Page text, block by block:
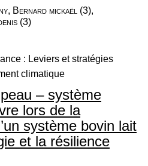
Bernard mickaël (3),
(3)
: Leviers et stratégies
climatique
– système
lors de la
système bovin lait
et la résilience